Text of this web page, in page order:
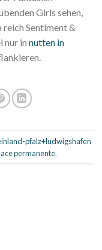
Girls sehen,
Sentiment &
nur in nutten in
pfalz+ludwigshafen
permanente.